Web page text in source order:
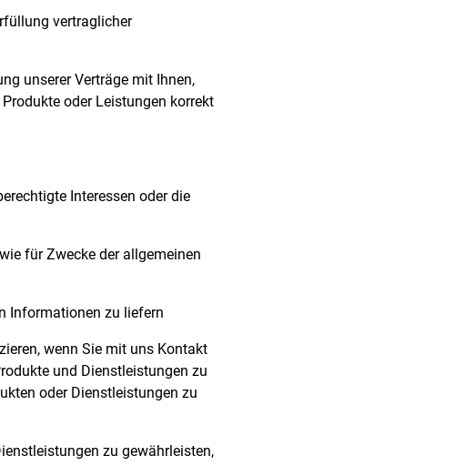
vertraglicher
unserer Verträge mit Ihnen,
oder Leistungen korrekt
Interessen oder die
für Zwecke der allgemeinen
Informationen zu liefern
wenn Sie mit uns Kontakt
und Dienstleistungen zu
oder Dienstleistungen zu
zu gewährleisten,